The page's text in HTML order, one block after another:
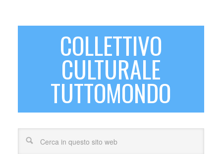
COLLETTIVO
CULTURALE
TUTTOMONDO